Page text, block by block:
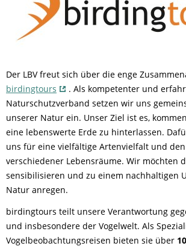
Der LBV freut sich über die enge
birdingtours
. Als kompetenter und
Naturschutzverband setzen wir uns
unserer Natur ein. Unser Ziel ist es,
eine lebenswerte Erde zu hinterlassen.
uns für eine vielfältige Artenvielfalt und den
verschiedener Lebensräume. Wir möchten
sensibilisieren und zu einem nachhaltigen
Natur anregen.
birdingtours teilt unsere Verantwortung
und insbesondere der Vogelwelt. Als
Vogelbeobachtungsreisen bieten sie über